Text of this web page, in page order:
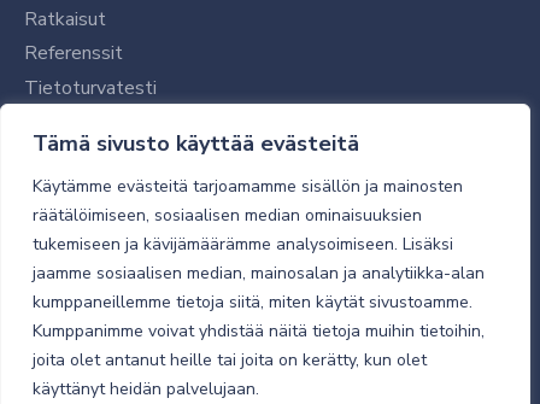
Tämä sivusto käyttää evästeitä
Käytämme evästeitä tarjoamamme sisällön ja mainosten
räätälöimiseen, sosiaalisen median ominaisuuksien
tukemiseen ja kävijämäärämme analysoimiseen. Lisäksi
jaamme sosiaalisen median, mainosalan ja analytiikka-alan
kumppaneillemme tietoja siitä, miten käytät sivustoamme.
Kumppanimme voivat yhdistää näitä tietoja muihin tietoihin,
joita olet antanut heille tai joita on kerätty, kun olet
käyttänyt heidän palvelujaan.
Ratkaisut
Referenssit
Tietoturvatesti
Tilaajalle
Toimitustavat ja -kulut
Verkkokaupan yleiset ehdot
Toimitusehdot
Tietosuojaseloste
Tietoturva